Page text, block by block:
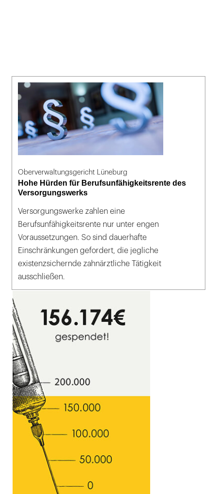
Oberverwaltungsgericht Lüneburg
Hohe Hürden für Berufsunfähigkeitsrente des
Versorgungswerks
Versorgungswerke zahlen eine
Berufsunfähigkeitsrente nur unter engen
Voraussetzungen. So sind dauerhafte
Einschränkungen gefordert, die jegliche
existenzsichernde zahnärztliche Tätigkeit
ausschließen.